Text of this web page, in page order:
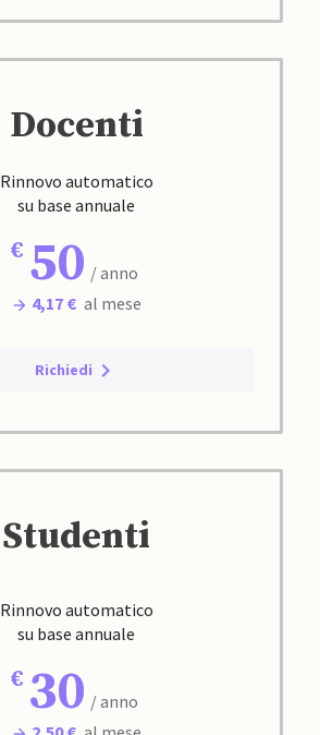
Docenti
Rinnovo automatico
su base annuale
50 / anno
4,17 € al mese
Richiedi
Studenti
Rinnovo automatico
su base annuale
30 / anno